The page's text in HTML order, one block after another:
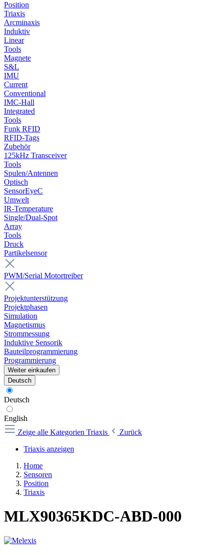
Position
Triaxis
Arcminaxis
Induktiv
Linear
Tools
Magnete
S&L
IMU
Current
Conventional
IMC-Hall
Integrated
Tools
Funk RFID
RFID-Tags
Zubehör
125kHz Transceiver
Tools
Spulen/Antennen
Optisch
SensorEyeC
Umwelt
IR-Temperature
Single/Dual-Spot
Array
Tools
Druck
Partikelsensor
PWM/Serial Motortreiber
Projektunterstützung
Projektphasen
Simulation
Magnetismus
Strommessung
Induktive Sensorik
Bauteilprogrammierung
Programmierung
Weiter einkaufen
Deutsch
Deutsch
English
Zeige alle Kategorien Triaxis
Zurück
Triaxis anzeigen
Home
Sensoren
Position
Triaxis
MLX90365KDC-ABD-000